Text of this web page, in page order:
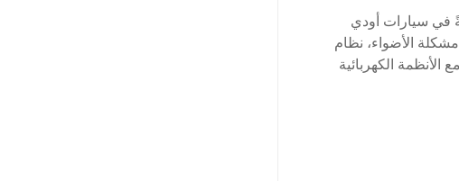
في سيارات أودي
الأضواء، نظام
الكهربائية